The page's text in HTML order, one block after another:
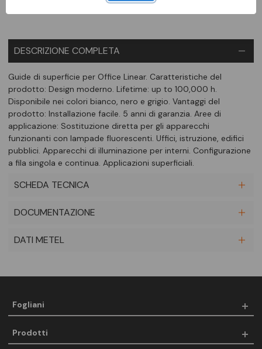
DESCRIZIONE COMPLETA
Guide di superficie per Office Linear. Caratteristiche del
prodotto: Design moderno. Lifetime: up to 100,000 h.
Disponibile nei colori bianco, nero e grigio. Vantaggi del
prodotto: Installazione facile. 5 anni di garanzia. Aree di
applicazione: Sostituzione diretta per gli apparecchi
funzionanti con lampade fluorescenti. Uffici, istruzione, edifici
pubblici. Apparecchi di illuminazione per interni. Configurazione
a fila singola e continua. Applicazioni superficiali.
SCHEDA TECNICA
DOCUMENTAZIONE
DATI METEL
Fogliani
Prodotti